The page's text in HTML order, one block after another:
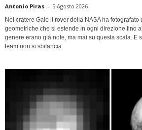
Antonio Piras - 5 Agosto 2026
Nel cratere Gale il rover della NASA ha fotografato
geometriche che si estende in ogni direzione fino
genere erano già note, ma mai su questa scala. E
team non si sbilancia.